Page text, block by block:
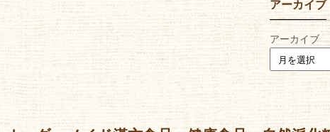
アーカイブ
アーカイブ